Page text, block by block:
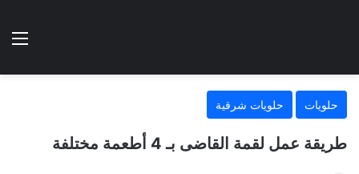
الوضع
حلويات حلويات شرقية
طريقة عمل لقمة القاضى بـ 4 أطعمة مختلفة